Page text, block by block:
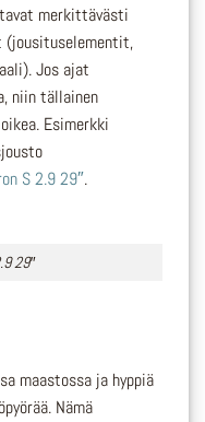
merkittävästi
(jousituselementit,
Jos ajat
niin tällainen
Esimerkki
S 2.9 29″.
29″
maastossa ja hyppiä
Nämä